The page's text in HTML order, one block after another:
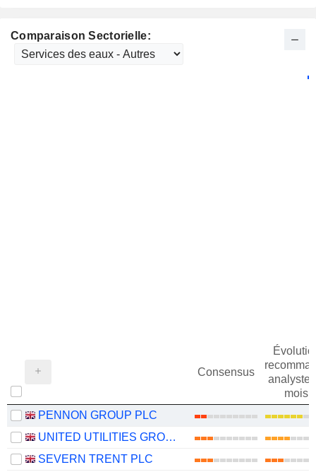
Comparaison Sectorielle:
Consensus
mois
PENNON GROUP PLC
UNITED UTILITIES GROUP PLC
SEVERN TRENT PLC